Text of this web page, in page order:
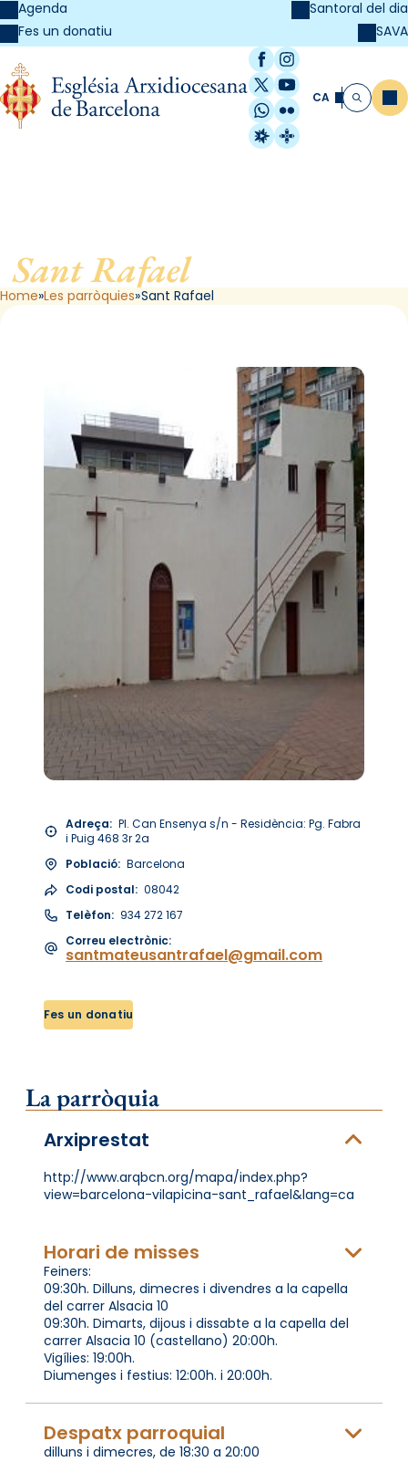
Agenda
Fes un donatiu
Santoral del dia
SAVA
Facebook
Instagram
X / Twitter
YouTube
WhatsApp
Flickr
Radio Estel
Catalunya
CA Cerca
Sant Rafael, de Barcelona
Home Les parròquies Sant Rafael
Adreça: Pl. Can Ensenya s/n - Residència: Pg. Fabra
i Puig 468 3r 2a
Població: Barcelona
Codi postal: 08042
Telèfon: 934 272 167
Correu electrònic:
santmateusantrafael@gmail.com
Fes un donatiu
La parròquia
Arxiprestat
http://www.arqbcn.org/mapa/index.php?
view=barcelona-vilapicina-sant_rafael&lang=ca
Horari de misses
Feiners:
09:30h. Dilluns, dimecres i divendres a la capella
del carrer Alsacia 10
09:30h. Dimarts, dijous i dissabte a la capella del
carrer Alsacia 10 (castellano) 20:00h.
Vigílies: 19:00h.
Diumenges i festius: 12:00h. i 20:00h.
Despatx parroquial
dilluns i dimecres, de 18:30 a 20:00